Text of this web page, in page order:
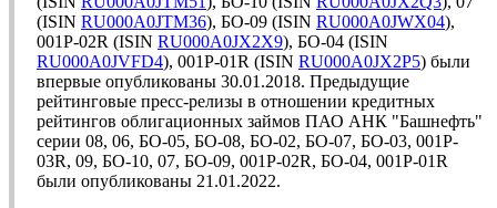
(ISIN RU000A0JTM36), БО-09 (ISIN RU000A0JWX04),
001P-02R (ISIN RU000A0JX2X9), БО-04 (ISIN
RU000A0JVFD4), 001P-01R (ISIN RU000A0JX2P5) были
впервые опубликованы 30.01.2018. Предыдущие
рейтинговые пресс-релизы в отношении кредитных
рейтингов облигационных займов ПАО АНК "Башнефть"
серии 08, 06, БО-05, БО-08, БО-02, БО-07, БО-03, 001P-
03R, 09, БО-10, 07, БО-09, 001P-02R, БО-04, 001P-01R
были опубликованы 21.01.2022.